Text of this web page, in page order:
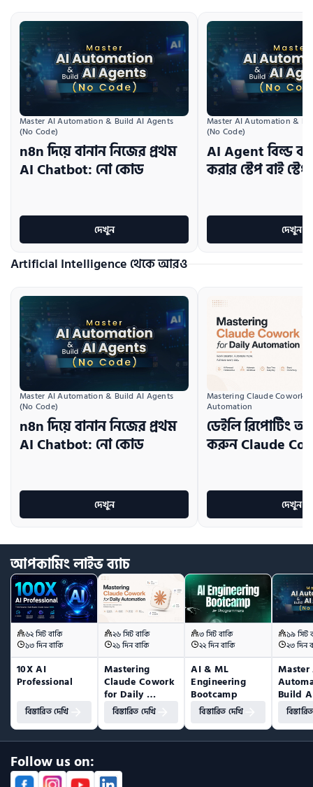
Master AI Automation & Build AI Agents
(No Code)
n8n দিয়ে বানান নিজের প্রথম
AI Chatbot: নো কোড
দেখুন
Master AI Automation &
(No Code)
AI Agent বিল্ড
করার স্টেপ বাই
দেখুন
Artificial Intelligence থেকে আরও
Master AI Automation & Build AI Agents
(No Code)
n8n দিয়ে বানান নিজের প্রথম
AI Chatbot: নো কোড
দেখুন
Mastering Claude Cowork
Automation
ডেইলি রিপোর্টিং
করুন Claude
দেখুন
আপকামিংলাইভব্যাচ
৬২ সিট বাকি
১৩ দিন বাকি
10X AI
Professional
বিস্তারিত দেখি
২৬ সিট বাকি
২১ দিন বাকি
Mastering
Claude Cowork
for Daily
Automation
বিস্তারিত দেখি
৩ সিট বাকি
২২ দিন বাকি
AI & ML
Engineering
Bootcamp
বিস্তারিত দেখি
১৯ সিট
২৩ দিন
Master
Build
(No
Follow us on: